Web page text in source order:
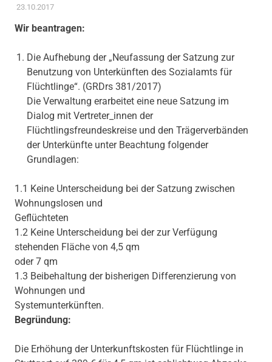
23.10.2017ADMIN
AKTUELLES
Wir beantragen:
Die Aufhebung der „Neufassung der Satzung zur
Benutzung von Unterkünften des Sozialamts für
Flüchtlinge“. (GRDrs 381/2017)
Die Verwaltung erarbeitet eine neue Satzung im
Dialog mit Vertreter_innen der
Flüchtlingsfreundeskreise und den Trägerverbänden
der Unterkünfte unter Beachtung folgender
Grundlagen:
1.1 Keine Unterscheidung bei der Satzung zwischen
Wohnungslosen und
Geflüchteten
1.2 Keine Unterscheidung bei der zur Verfügung
stehenden Fläche von 4,5 qm
oder 7 qm
1.3 Beibehaltung der bisherigen Differenzierung von
Wohnungen und
Systemunterkünften.
Begründung:
Die Erhöhung der Unterkunftskosten für Flüchtlinge in